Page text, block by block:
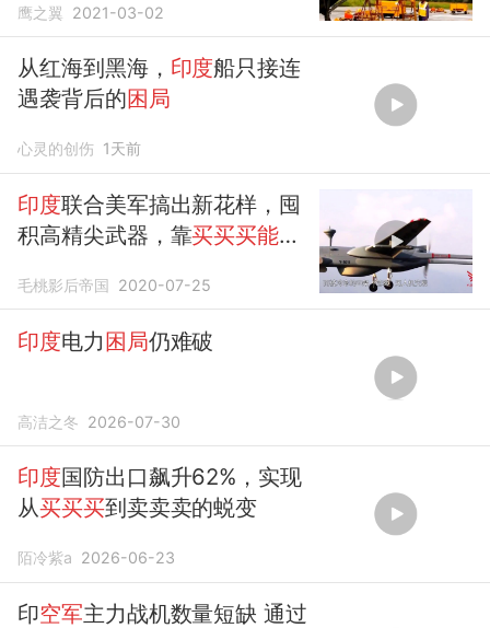
鹰之翼 2021-03-02
从红海到黑海， 印度船只接连
遇袭背后的困局
心灵的创伤 1天前
印度联合美军搞出新花样，囤
积高精尖武器，靠买买买能赶
毛桃影后帝国 2020-07-25
印度电力困局仍难破
高洁之冬 2026-07-30
印度国防出口飙升62%，实现
从买买买到卖卖卖的蜕变
陌冷紫a 2026-06-23
印空军主力战机数量短缺 通过